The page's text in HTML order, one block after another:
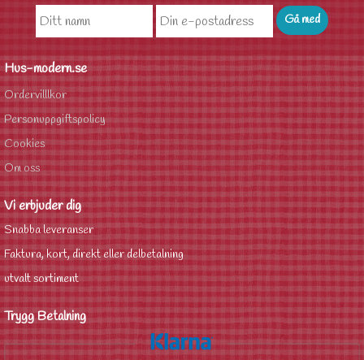
Hus-modern.se
Ordervilllkor
Personuppgiftspolicy
Cookies
Om oss
Vi erbjuder dig
Snabba leveranser
Faktura, kort, direkt eller delbetalning
utvalt sortiment
Trygg Betalning